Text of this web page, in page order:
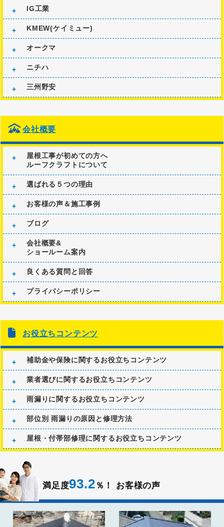
IG工業
KMEW(ケイミュー)
オークマ
ニチハ
三州野安
会社概要
屋根工事が初めての方へ
ルーフクラフトについて
選ばれる５つの理由
お客様の声＆施工事例
ブログ
会社概要&
ショールーム案内
良くある質問と回答
プライバシーポリシー
お役立ちコンテンツ
補助金や保険に関するお役立ちコンテンツ
業者選びに関するお役立ちコンテンツ
雨漏りに関するお役立ちコンテンツ
部位別 雨漏りの原因と修理方法
屋根・付帯部修理に関するお役立ちコンテンツ
満足度93.2 ％！ お客様の声